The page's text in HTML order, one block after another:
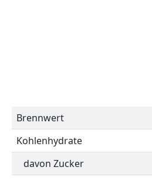
Brennwert
Kohlenhydrate
davon Zucker